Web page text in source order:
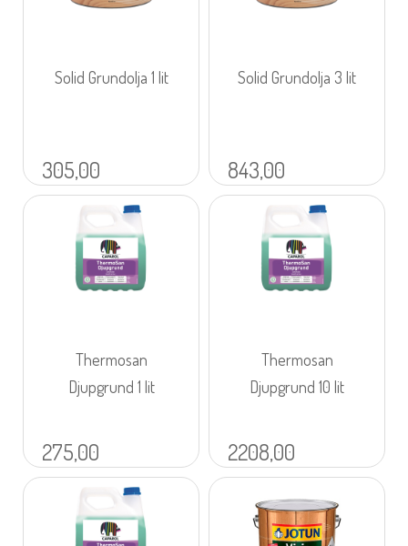
Solid Grundolja 1 lit
305,00
Solid Grundolja 3 lit
843,00
Thermosan
Djupgrund 1 lit
275,00
Thermosan
Djupgrund 10 lit
2208,00